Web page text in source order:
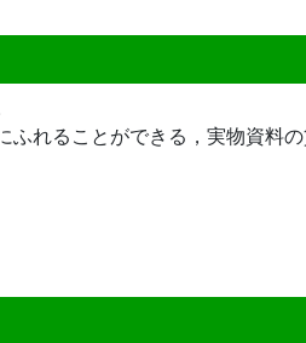
れることができる，実物資料